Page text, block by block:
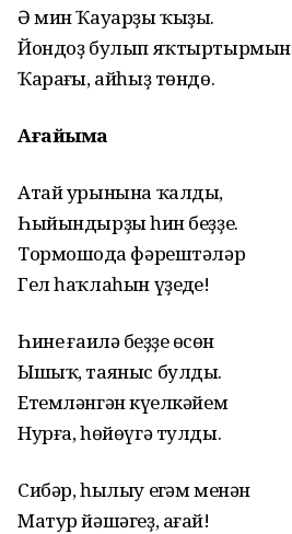
Ә мин Ҡауарҙы ҡыҙы.
Йондоҙ булып яҡтыртырмын
Ҡараңғы, айһыҙ төндө.
Ағайыма
Атай урынына ҡалдың,
Һыйындырҙың һин беҙҙе.
Тормошоңда фәрештәләр
Гел һаҡлаһын үҙеңде!
Һинең ғаиләң беҙҙең өсөн
Ышыҡ, таяныс булды.
Етемләнгән күңелкәйем
Нурға, һөйөүгә тулды.
Сибәр, һылыу еңгәм менән
Матур йәшәгеҙ, ағай!